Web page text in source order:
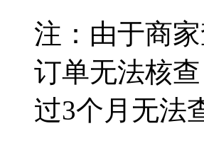
注：由于商
订单无法核
过3个月无法